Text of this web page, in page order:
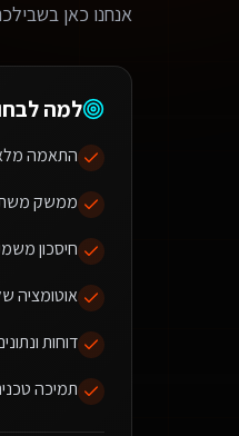
אנחנו כאן
למה
התאמה
ממשק
חיסכון
אוטומציה
דוחות
תמיכה